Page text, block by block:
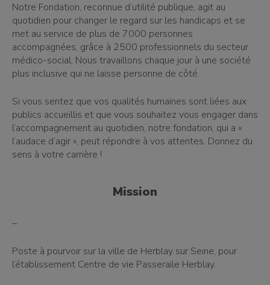
Notre Fondation, reconnue d’utilité publique, agit au
quotidien pour changer le regard sur les handicaps et se
met au service de plus de 7000 personnes
accompagnées, grâce à 2500 professionnels du secteur
médico-social. Nous travaillons chaque jour à une société
plus inclusive qui ne laisse personne de côté.
Si vous sentez que vos qualités humaines sont liées aux
publics accueillis et que vous souhaitez vous engager dans
l’accompagnement au quotidien, notre fondation, qui a «
l’audace d’agir », peut répondre à vos attentes. Donnez du
sens à votre carrière !
Mission
–
Poste à pourvoir sur la ville de Herblay sur Seine, pour
l’établissement Centre de vie Passeraile Herblay.